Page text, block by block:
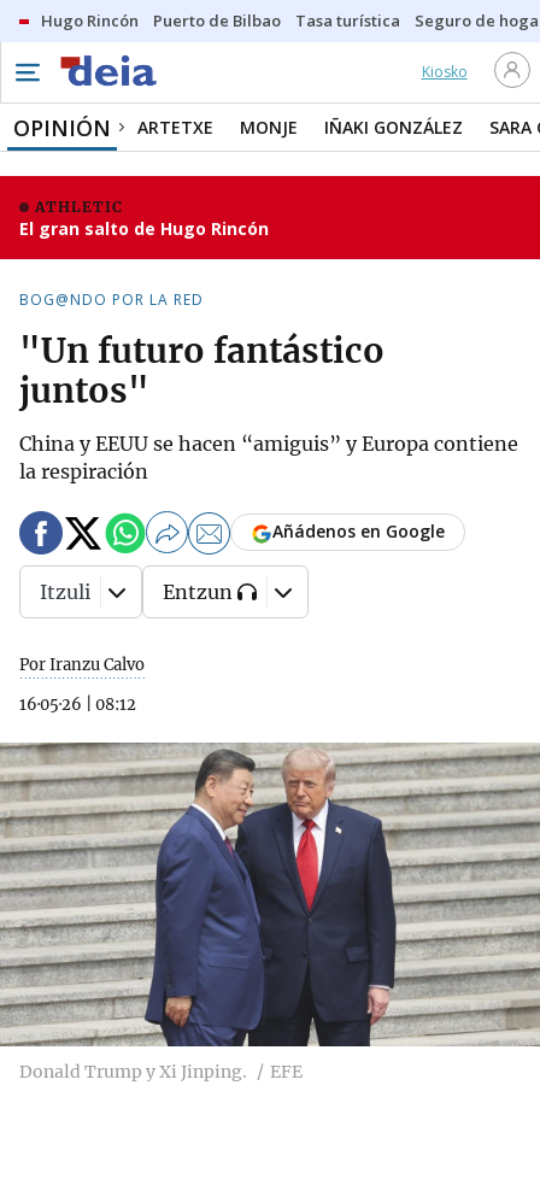
Hugo Rincón Puerto de Bilbao Tasa turística Seguro de
Kiosko
OPINIÓN ARTETXE MONJE IÑAKI GONZÁLEZ SARA
ATHLETIC
El gran salto de Hugo Rincón
BOG@NDO POR LA RED
"Un futuro fantástico
juntos"
China y EEUU se hacen “amiguis” y Europa contiene
la respiración
Por Iranzu Calvo
16·05·26
08:12
Añádenos en Google
Itzuli Entzun
Donald Trump y Xi Jinping. EFE